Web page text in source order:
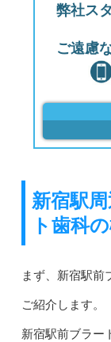
弊社ス
ご遠慮
新宿駅
ト歯科
まず、新宿駅前
ご紹介します。
新宿駅前ブラー